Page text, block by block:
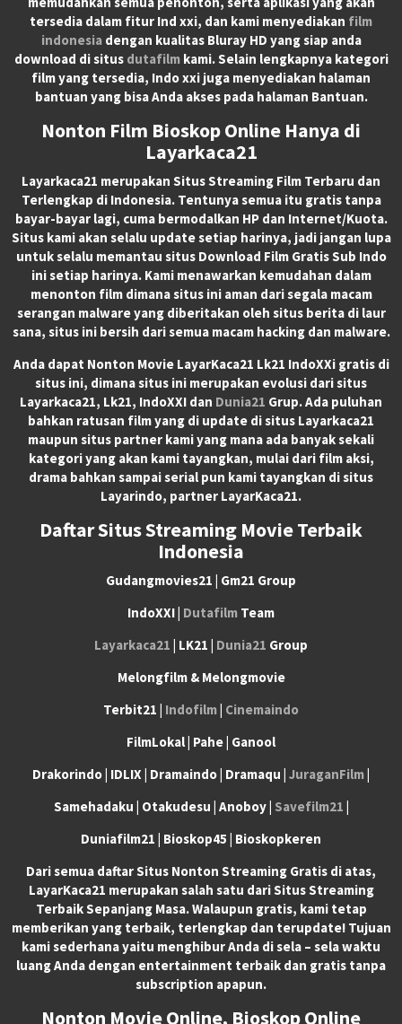
tersedia dalam fitur Ind xxi, dan kami menyediakan film
indonesiadengan kualitas Bluray HD yang siap anda
download di situs dutafilmkami. Selain lengkapnya kategori
film yang tersedia, Indo xxi juga menyediakan halaman
bantuan yang bisa Anda akses pada halaman Bantuan.
Nonton Film Bioskop Online Hanya di
Layarkaca21
Layarkaca21 merupakan Situs Streaming Film Terbaru dan
Terlengkap di Indonesia. Tentunya semua itu gratis tanpa
bayar-bayar lagi, cuma bermodalkan HP dan Internet/Kuota.
Situs kami akan selalu update setiap harinya, jadi jangan lupa
untuk selalu memantau situs Download Film Gratis Sub Indo
ini setiap harinya. Kami menawarkan kemudahan dalam
menonton film dimana situs ini aman dari segala macam
serangan malware yang diberitakan oleh situs berita di laur
sana, situs ini bersih dari semua macam hacking dan malware.
Anda dapat Nonton Movie LayarKaca21 Lk21 IndoXXigratis di
situs ini, dimana situs ini merupakan evolusi dari situs
Layarkaca21, Lk21, IndoXXI dan Dunia21 Grup. Ada puluhan
bahkan ratusan film yang di update di situs Layarkaca21
maupun situs partner kami yang mana ada banyak sekali
kategori yang akan kami tayangkan, mulai dari film aksi,
drama bahkan sampai serial pun kami tayangkan di situs
Layarindo, partner LayarKaca21.
Daftar Situs Streaming Movie Terbaik
Indonesia
Gudangmovies21 | Gm21 Group
IndoXXI | Dutafilm Team
Layarkaca21 | LK21 | Dunia21 Group
Melongfilm & Melongmovie
Terbit21 | Indofilm| Cinemaindo
FilmLokal | Pahe | Ganool
Drakorindo | IDLIX | Dramaindo | Dramaqu | JuraganFilm|
Samehadaku | Otakudesu | Anoboy | Savefilm21 |
Duniafilm21 | Bioskop45 | Bioskopkeren
Dari semua daftar Situs Nonton Streaming Gratis di atas,
LayarKaca21 merupakan salah satu dari Situs Streaming
Terbaik Sepanjang Masa. Walaupun gratis, kami tetap
memberikan yang terbaik, terlengkap dan terupdate! Tujuan
kami sederhana yaitu menghibur Anda di sela – sela waktu
luang Anda dengan entertainment terbaik dan gratis tanpa
subscription apapun.
Nonton Movie Online, Bioskop Online